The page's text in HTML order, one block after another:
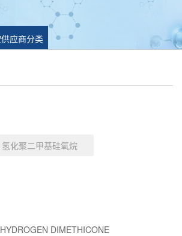
应商分类
氢化聚二甲基硅氧烷
DIMETHICONE